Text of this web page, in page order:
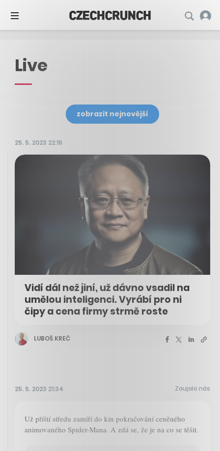
Live
zobrazit nejnovější
25. 5. 2023 22:16
Vidí dál než jiní, už dávno vsadil na
umělou inteligenci. Vyrábí pro ni
čipy a cena firmy strmě roste
LUBOŠ KREČ
25. 5. 2023 21:34 Zaujalo nás
Už příští středu zamíří do kin pokračování ceněného
animovaného Spider-Mana. A zdá se, že je na co se těšit.